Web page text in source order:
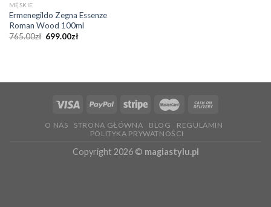
MĘSKIE
Ermenegildo Zegna Essenze
Roman Wood 100ml
765.00zł Pierwotna
699.00złAktualna
O NAS STRONA GŁÓWNA BLOG
REGULAMIN
POLITYKA PRYWATNOŚCI
Copyright 2026 © magiastylu.pl